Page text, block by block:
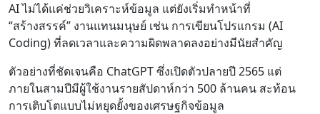
AI ไม่ได้แค่ช่วยวิเคราะห์ข้อมูล แต่ยังเริ่มทำหน้าที่
“สร้างสรรค์” งานแทนมนุษย์ เช่น การเขียนโปรแกรม (AI
Coding) ที่ลดเวลาและความผิดพลาดลงอย่างมีนัยสำคัญ
ตัวอย่างที่ชัดเจนคือ ChatGPT ซึ่งเปิดตัวปลายปี 2565 แต่
ภายในสามปีมีผู้ใช้งานรายสัปดาห์กว่า 500 ล้านคน สะท้อน
การเติบโตแบบไม่หยุดยั้งของเศรษฐกิจข้อมูล